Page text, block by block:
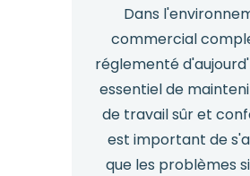
Dans
commercial
réglementé
essentiel de
de travail sûr et
est important de
que les problèmes